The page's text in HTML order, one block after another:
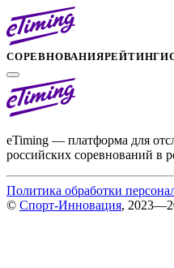
СОРЕВНОВАНИЯРЕЙТИНГИ
eTiming — платформа для
российских соревнований в
Политика обработки
© Спорт-Инновация,